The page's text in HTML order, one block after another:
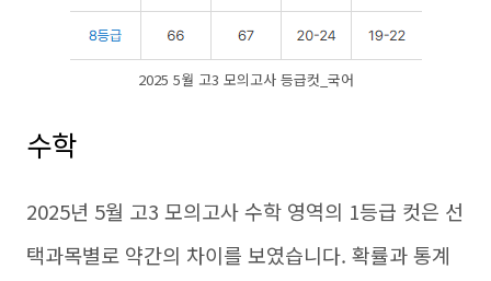
2025 5월 고3 모의고사 등급컷_국어
수학
2025년 5월 고3 모의고사 수학 영역의 1등급 컷은 선
택과목별로 약간의 차이를 보였습니다. 확률과 통계